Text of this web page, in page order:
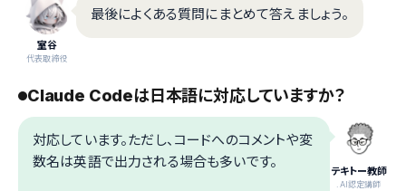
室谷
代表取締役
最後によくある質問にまとめて答えましょう。
Claude Codeは日本語に対応していますか？
テキトー教師
.AI認定講師
対応しています。ただし、コードへのコメントや変
数名は英語で出力される場合も多いです。